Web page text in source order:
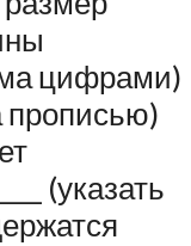
цифрами)
прописью)
(указать